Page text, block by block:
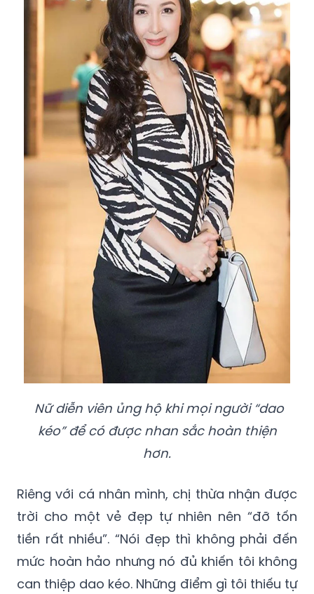
Nữ diễn viên ủng hộ khi mọi người “dao
kéo” để có được nhan sắc hoàn thiện
hơn.
Riêng với cá nhân mình, chị thừa nhận được
trời cho một vẻ đẹp tự nhiên nên “đỡ tốn
tiền rất nhiều”. “Nói đẹp thì không phải đến
mức hoàn hảo nhưng nó đủ khiến tôi không
can thiệp dao kéo. Những điểm gì tôi thiếu tự